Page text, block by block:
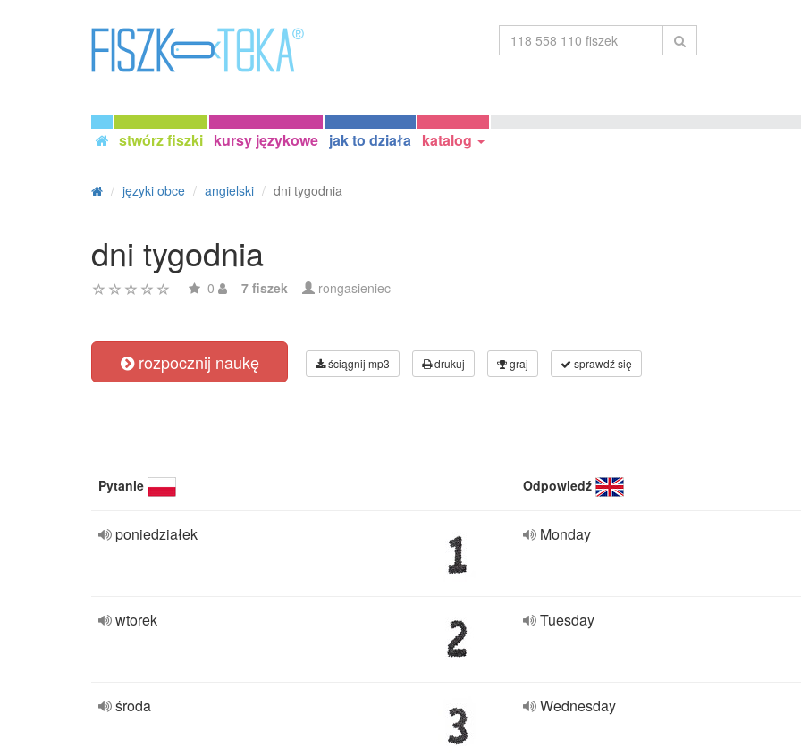
stwórz fiszki kursy językowe jak to działa katalog
języki obce angielski dni tygodnia
dni tygodnia
0 7 fiszek rongasieniec
rozpocznij naukę ściągnij mp3 drukuj graj sprawdź się
Pytanie Odpowiedź
poniedziałek Monday
wtorek Tuesday
środa Wednesday